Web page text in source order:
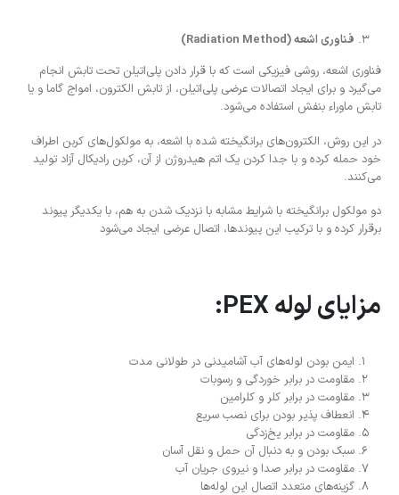
فناوری اشعه (Radiation Method
)
فناوری اشعه، روشی فیزیکی است که با قرار دادن پلی‌اتیلن تحت تابش انجام
می‌گیرد و برای ایجاد اتصالات عرضی پلی‌اتیلن، از تابش الکترون، امواج گاما و یا
تابش ماوراء بنفش استفاده می‌‌شود.
در این روش، الکترون‌های برانگیخته شده با اشعه، به مولکول‌های کربن اطراف
خود حمله کرده و با جدا کردن یک اتم هیدروژن از آن، کربن رادیکال آزاد تولید
می‌کنند.
دو مولکول برانگیخته با شرایط مشابه با نزدیک شدن به هم، با یکدیگر پیوند
برقرار کرده و با ترکیب این پیوندها، اتصال عرضی ایجاد می‌شود
مزایای لولهPEX:
ایمن بودن لوله‌های آب آشامیدنی در طولانی مدت
مقاومت در برابر خوردگی و رسوبات
مقاومت در برابر کلر و کلرامین
انعطاف پذیر بودن برای نصب سریع
مقاومت در برابر یخ‌زدگی
سبک بودن و به دنبال آن حمل و نقل آسان
مقاومت در برابر صدا و نیروی جریان آب
گزینه‌های متعدد اتصال این لوله‌ها